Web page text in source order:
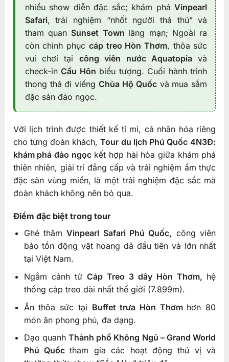
nhiều show diễn đặc sắc; khám pháVinpearl
Safari, trải nghiệm “nhốt người thả thú” và
tham quan Sunset Town lãng mạn; Ngoài ra
còn chinh phục cáp treo Hòn Thơm, thõa sức
vui chơi tại công viên nước Aquatopiavà
check-inCầu Hôn biểu tượng. Cuối hành trình
thong thả đi viếngChùa Hộ Quốcvà mua sắm
đặc sản đảo ngọc.
Với lịch trình được thiết kế tỉ mỉ, cá nhân hóa riêng
cho từng đoàn khách,Tour du lịch Phú Quốc 4N3Đ:
khám phá đảo ngọckết hợp hài hòa giữa khám phá
thiên nhiên, giải trí đẳng cấp và trải nghiệm ẩm thực
đặc sản vùng miền, là một trải nghiệm đặc sắc mà
đoàn khách không nên bỏ qua.
Điểm đặc biệt trong tour
Ghé thămVinpearl Safari Phú Quốc, công viên
bảo tồn động vật hoang dã đầu tiên và lớn nhất
tại Việt Nam.
Ngắm cảnh từ Cáp Treo 3 dây Hòn Thơm, hệ
thống cáp treo dài nhất thế giới (7.899m).
Ăn thõa sức tại Buffet trưa Hòn Thơm hơn 80
món ăn phong phú, đa dạng.
Dạo quanh Thành phố Không Ngủ – Grand World
Phú Quốctham gia các hoạt động thú vị và